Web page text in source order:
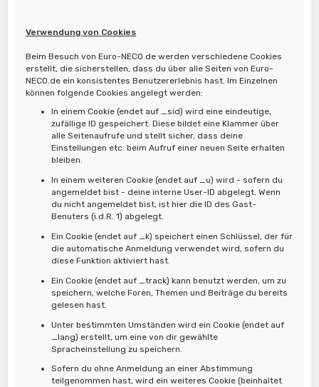
Verwendung von Cookies
Beim Besuch von Euro-NECO.de werden verschiedene Cookies
erstellt, die sicherstellen, dass du über alle Seiten von Euro-
NECO.de ein konsistentes Benutzererlebnis hast. Im Einzelnen
können folgende Cookies angelegt werden:
In einem Cookie (endet auf _sid) wird eine eindeutige,
zufällige ID gespeichert. Diese bildet eine Klammer über
alle Seitenaufrufe und stellt sicher, dass deine
Einstellungen etc. beim Aufruf einer neuen Seite erhalten
bleiben.
In einem weiteren Cookie (endet auf _u) wird - sofern du
angemeldet bist - deine interne User-ID abgelegt. Wenn
du nicht angemeldet bist, ist hier die ID des Gast-
Benuters (i.d.R. 1) abgelegt.
Ein Cookie (endet auf _k) speichert einen Schlüssel, der für
die automatische Anmeldung verwendet wird, sofern du
diese Funktion aktiviert hast.
Ein Cookie (endet auf _track) kann benutzt werden, um zu
speichern, welche Foren, Themen und Beiträge du bereits
gelesen hast.
Unter bestimmten Umständen wird ein Cookie (endet auf
_lang) erstellt, um eine von dir gewählte
Spracheinstellung zu speichern.
Sofern du ohne Anmeldung an einer Abstimmung
teilgenommen hast, wird ein weiteres Cookie (beinhaltet